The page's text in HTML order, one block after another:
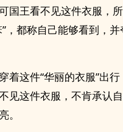
国王看不见这件衣服，
，都称自己能够看到，
着这件“华丽的衣服”出
见这件衣服，不肯承认
。